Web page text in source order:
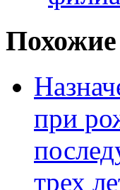
Похожие
при
трех